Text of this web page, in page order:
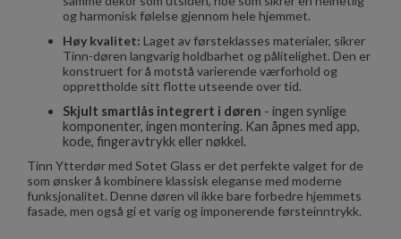
og harmonisk følelse gjennom hele hjemmet.
Høy kvalitet: Laget av førsteklasses materialer, sikrer
Tinn-døren langvarig holdbarhet og pålitelighet. Den er
konstruert for å motstå varierende værforhold og
opprettholde sitt flotte utseende over tid.
Skjult smartlås integrert i døren - ingen synlige
komponenter, ingen montering. Kan åpnes med app,
kode, fingeravtrykk eller nøkkel.
Tinn Ytterdør med Sotet Glass er det perfekte valget for de
som ønsker å kombinere klassisk eleganse med moderne
funksjonalitet. Denne døren vil ikke bare forbedre hjemmets
fasade, men også gi et varig og imponerende førsteinntrykk.